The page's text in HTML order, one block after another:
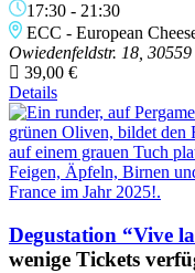
17:30 - 21:30
ECC - European
Owiedenfeldstr. 18,
39,00 €
Details
Degustation “Vive
wenige Tickets